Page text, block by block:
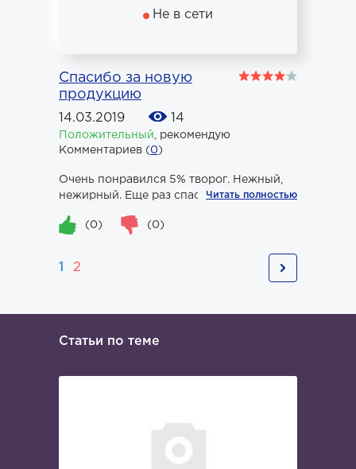
Не в сети
Спасибо за новую
продукцию
14.03.2019 14
Положительный
рекомендую
Комментариев (0)
Очень понравился 5% творог. Нежный,
нежирный. Еще раз спасибо.Читать полностью
(0) (0)
1 2
Статьи по теме